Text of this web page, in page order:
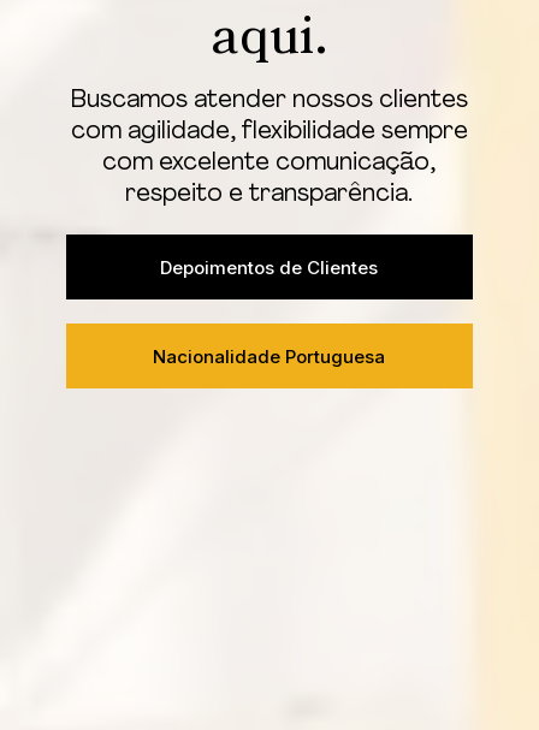
aqui.
Buscamos atender nossos clientes
com agilidade, flexibilidade sempre
com excelente comunicação,
respeito e transparência.
Depoimentos de Clientes
Nacionalidade Portuguesa